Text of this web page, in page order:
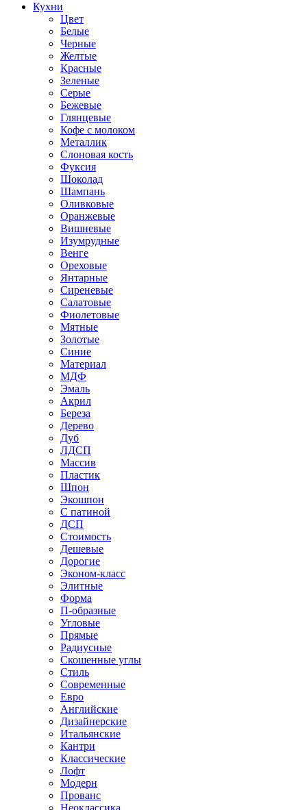
Кухни
Цвет
Белые
Черные
Желтые
Красные
Зеленые
Серые
Бежевые
Глянцевые
Кофе с молоком
Металлик
Слоновая кость
Фуксия
Шоколад
Шампань
Оливковые
Оранжевые
Вишневые
Изумрудные
Венге
Ореховые
Янтарные
Сиреневые
Салатовые
Фиолетовые
Мятные
Золотые
Синие
Материал
МДФ
Эмаль
Акрил
Береза
Дерево
Дуб
ЛДСП
Массив
Пластик
Шпон
Экошпон
С патиной
ДСП
Стоимость
Дешевые
Дорогие
Эконом-класс
Элитные
Форма
П-образные
Угловые
Прямые
Радиусные
Скошенные углы
Стиль
Современные
Евро
Английские
Дизайнерские
Итальянские
Кантри
Классические
Лофт
Модерн
Прованс
Неоклассика